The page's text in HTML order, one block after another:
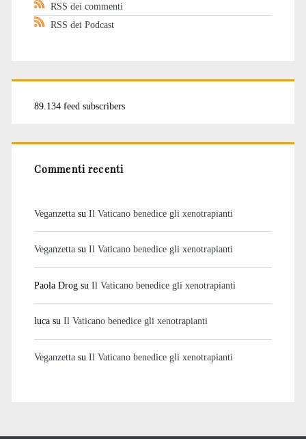
RSS dei commenti
RSS dei Podcast
89.134 feed subscribers
Commenti recenti
Veganzettasu Il Vaticano benedice gli xenotrapianti
Veganzettasu Il Vaticano benedice gli xenotrapianti
Paola Drogsu Il Vaticano benedice gli xenotrapianti
lucasu Il Vaticano benedice gli xenotrapianti
Veganzettasu Il Vaticano benedice gli xenotrapianti